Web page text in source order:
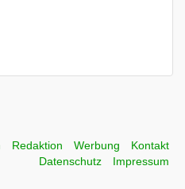
Redaktion Werbung
Kontakt
Datenschutz
Impressum